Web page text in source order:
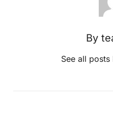
By
See all